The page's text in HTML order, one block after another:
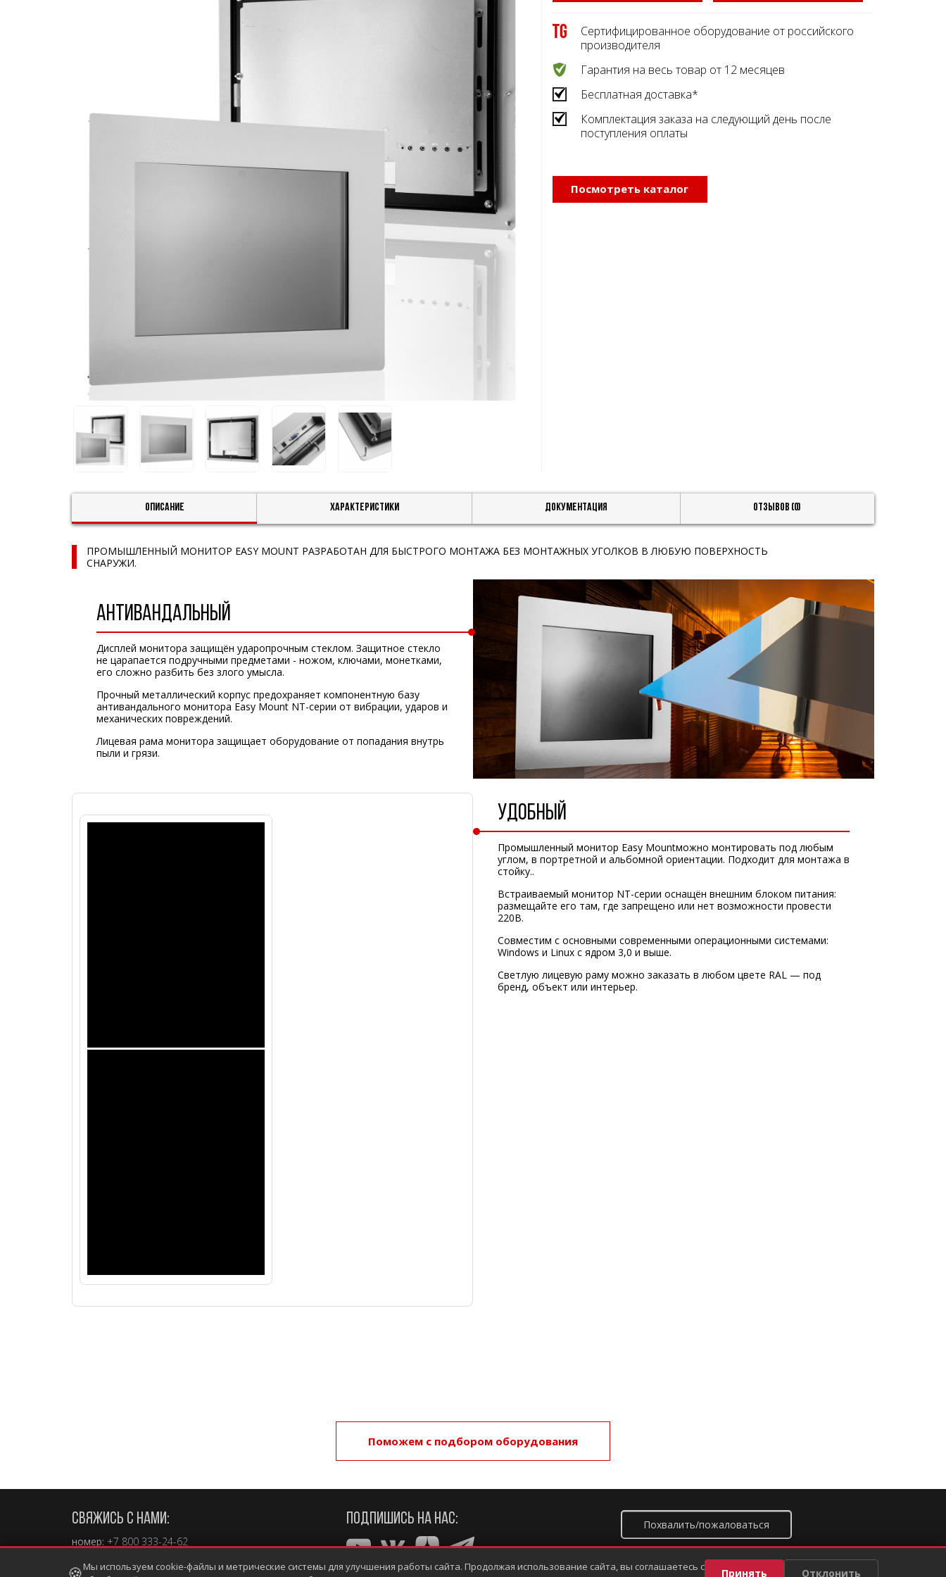
Сертифицированное оборудование от российского
производителя
Гарантия на весь товар от 12 месяцев
Бесплатная доставка*
Комплектация заказа на следующий день после
поступления оплаты
Посмотреть каталог
Описание Характеристики Документация Отзывов (0)
ПРОМЫШЛЕННЫЙ МОНИТОР EASY MOUNT РАЗРАБОТАН ДЛЯ БЫСТРОГО МОНТАЖА БЕЗ МОНТАЖНЫХ УГОЛКОВ В ЛЮБУЮ ПОВЕРХНОСТЬ
СНАРУЖИ.
АНТИВАНДАЛЬНЫЙ
Дисплей монитора защищён ударопрочным стеклом. Защитное стекло
не царапается подручными предметами - ножом, ключами, монетками,
его сложно разбить без злого умысла.
Прочный металлический корпус предохраняет компонентную базу
антивандального монитора Easy Mount NT-серии от вибрации, ударов и
механических повреждений.
Лицевая рама монитора защищает оборудование от попадания внутрь
пыли и грязи.
УДОБНЫЙ
Промышленный монитор Easy Mountможно монтировать под любым
углом, в портретной и альбомной ориентации. Подходит для монтажа в
стойку..
Встраиваемый монитор NT-серии оснащён внешним блоком питания:
размещайте его там, где запрещено или нет возможности провести
220В.
Совместим с основными современными операционными системами:
Windows и Linux с ядром 3,0 и выше.
Светлую лицевую раму можно заказать в любом цвете RAL — под
бренд, объект или интерьер.
Поможем с подбором оборудования
СВЯЖИСЬ С НАМИ:
номер: +7 800 333-24-62
Telegram ,Viber,WhatsApp +7 (902) 862-19-80
ПОДПИШИСЬ НА НАС: Похвалить/пожаловаться
🍪Мы используем cookie-файлы и метрические системы для улучшения работы сайта. Продолжая использование сайта, вы соглашаетесь с
Принять Отклонить